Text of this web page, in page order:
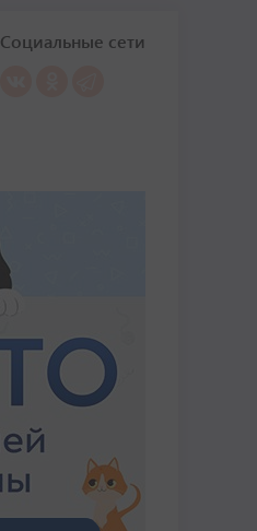
Социальные сети